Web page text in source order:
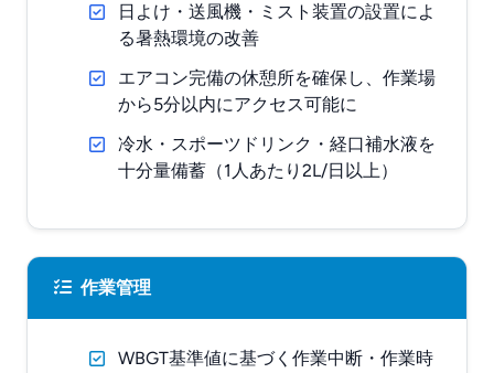
日よけ・送風機・ミスト装置の設置によ
る暑熱環境の改善
エアコン完備の休憩所を確保し、作業場
から5分以内にアクセス可能に
冷水・スポーツドリンク・経口補水液を
十分量備蓄（1人あたり2L/日以上）
作業管理
WBGT基準値に基づく作業中断・作業時